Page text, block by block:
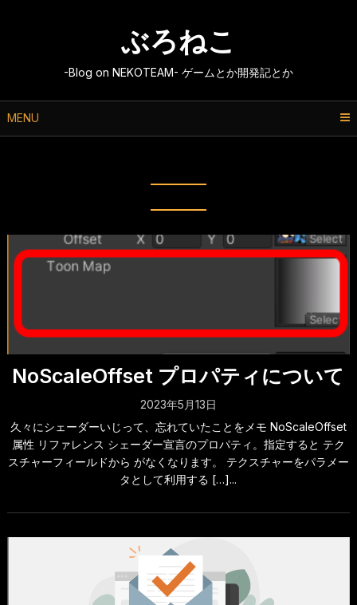
ぶろねこ
-Blog on NEKOTEAM- ゲームとか開発記とか
MENU
NoScaleOffset プロパティについて
2023年5月13日
久々にシェーダーいじって、忘れていたことをメモ NoScaleOffset
属性 リファレンス シェーダー宣言のプロパティ。指定すると テク
スチャーフィールドから がなくなります。 テクスチャーをパラメー
タとして利用する […]...